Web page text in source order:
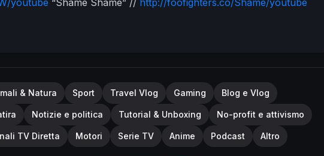
youtube “Shame Shame” // http://foofighters.co/Shame/youtube
& Natura Sport Travel Vlog Gaming Blog e Vlog
Notizie e politica Tutorial & Unboxing No-profit e attivismo
TV Diretta Motori Serie TV Anime Podcast Altro